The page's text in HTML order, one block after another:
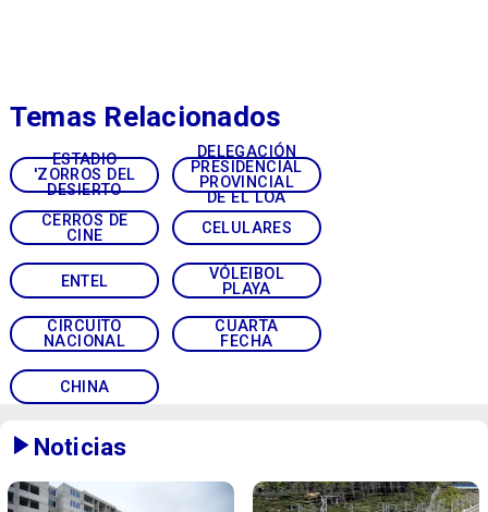
ESTADIO
'ZORROS DEL
DESIERTO
DELEGACIÓN
PRESIDENCIAL
PROVINCIAL
DE EL LOA
CERROS DE
CINE
CELULARES
ENTEL
VÓLEIBOL
PLAYA
CIRCUITO
NACIONAL
CUARTA
FECHA
CHINA
Temas Relacionados
Noticias